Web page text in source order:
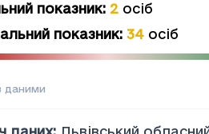
показник: 2 осіб
показник: 34 осіб
даними